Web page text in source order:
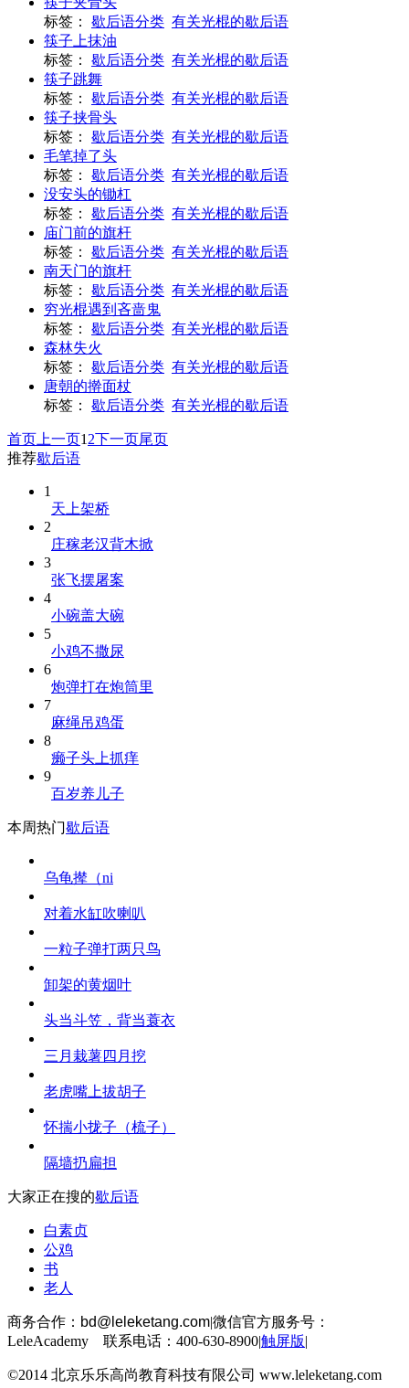
标签：
歇后语分类 有关光棍的歇后语
筷子上抹油
标签：
歇后语分类 有关光棍的歇后语
筷子跳舞
标签：
歇后语分类 有关光棍的歇后语
筷子挟骨头
标签：
歇后语分类 有关光棍的歇后语
毛笔掉了头
标签：
歇后语分类 有关光棍的歇后语
没安头的锄杠
标签：
歇后语分类 有关光棍的歇后语
庙门前的旗杆
标签：
歇后语分类 有关光棍的歇后语
南天门的旗杆
标签：
歇后语分类 有关光棍的歇后语
穷光棍遇到吝啬鬼
标签：
歇后语分类 有关光棍的歇后语
森林失火
标签：
歇后语分类 有关光棍的歇后语
唐朝的擀面杖
标签：
歇后语分类 有关光棍的歇后语
首页 上一页1 2下一页尾页
推荐歇后语
1
天上架桥
2
庄稼老汉背木掀
3
张飞摆屠案
4
小碗盖大碗
5
小鸡不撒尿
6
炮弹打在炮筒里
7
麻绳吊鸡蛋
8
癞子头上抓痒
9
百岁养儿子
本周热门歇后语
乌龟撵（ni
对着水缸吹喇叭
一粒子弹打两只鸟
卸架的黄烟叶
头当斗笠，背当蓑衣
三月栽薯四月挖
老虎嘴上拔胡子
怀揣小拢子（梳子）
隔墙扔扁担
大家正在搜的歇后语
白素贞
公鸡
书
老人
商务合作： bd@leleketang.com|微信官方服务号：
LeleAcademy 联系电话：400-630-8900|触屏版|
©2014 北京乐乐高尚教育科技有限公司 www.leleketang.com